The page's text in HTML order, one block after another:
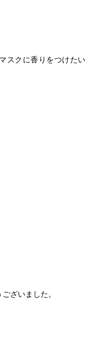
スクに香りをつけたい
ざいました。